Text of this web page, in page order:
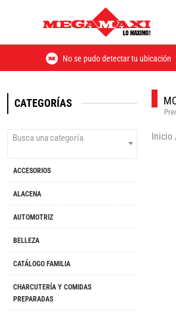
No se pudo detectar tu ubicación
CATEGORÍAS
Busca una categoría
ACCESORIOS
ALACENA
AUTOMOTRIZ
BELLEZA
CATÁLOGO FAMILIA
CHARCUTERÍA Y COMIDAS
PREPARADAS
Inicio